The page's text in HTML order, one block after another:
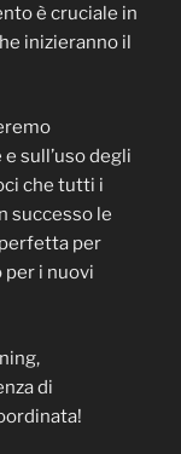
è cruciale in
inizieranno il
sull’uso degli
che tutti i
successo le
per
i nuovi
di